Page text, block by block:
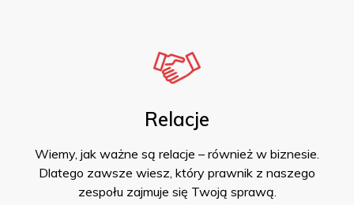
Relacje
Wiemy, jak ważne są relacje – również w biznesie.
Dlatego zawsze wiesz, który prawnik z naszego
zespołu zajmuje się Twoją sprawą.